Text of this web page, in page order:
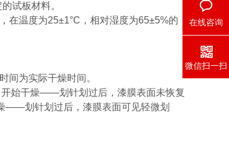
试板材料。
在温度为25±1°C，相对湿度为65±5%的
间为实际干燥时间。
始干燥——划针划过后，漆膜表面未恢复
——划针划过后，漆膜表面可见轻微划
在线咨询
微信扫一扫